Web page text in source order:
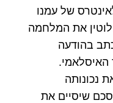
של עמנו
את המלחמה
בהודעה
נכונותה
שיסיים את